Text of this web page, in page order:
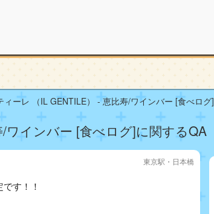
ィーレ （IL GENTILE） - 恵比寿/ワインバー [食べログ]
インバー [食べログ]に関するQA
東京駅・日本橋
す！！